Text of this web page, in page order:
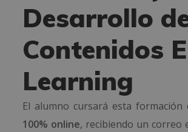
Desarrollo
Contenidos
Learning
El alumno cursará esta formación
100% online, recibiendo un correo